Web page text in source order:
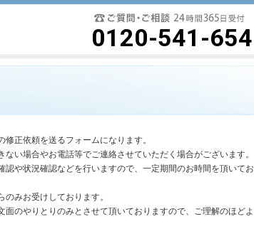
りそうお葬式0120-541-654
正依頼を送るフォームになります。
い場合やお電話等でご連絡させていただく場合がございます。
や状況確認などを行いますので、一定期間のお時間を頂いてお
みお受けしております。
のやりとりのみとさせて頂いておりますので、ご理解のほどよ